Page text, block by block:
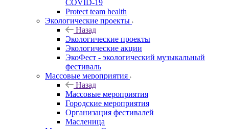
COVID-19
Protect team health
Экологические проекты
Назад
Экологические проекты
Экологические акции
ЭкоФест - экологический музыкальный
фестиваль
Массовые мероприятия
Назад
Массовые мероприятия
Городские мероприятия
Организация фестивалей
Масленица